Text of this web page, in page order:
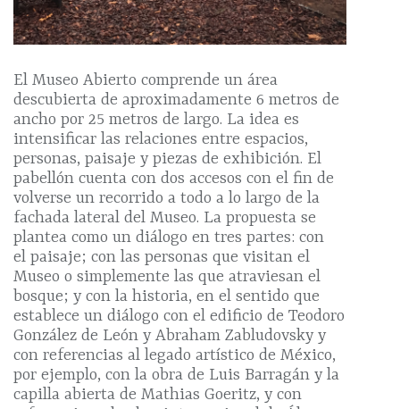
El Museo Abierto comprende un área
descubierta de aproximadamente 6 metros de
ancho por 25 metros de largo. La idea es
intensificar las relaciones entre espacios,
personas, paisaje y piezas de exhibición. El
pabellón cuenta con dos accesos con el fin de
volverse un recorrido a todo a lo largo de la
fachada lateral del Museo. La propuesta se
plantea como un diálogo en tres partes: con
el paisaje; con las personas que visitan el
Museo o simplemente las que atraviesan el
bosque; y con la historia, en el sentido que
establece un diálogo con el edificio de Teodoro
González de León y Abraham Zabludovsky y
con referencias al legado artístico de México,
por ejemplo, con la obra de Luis Barragán y la
capilla abierta de Mathias Goeritz, y con